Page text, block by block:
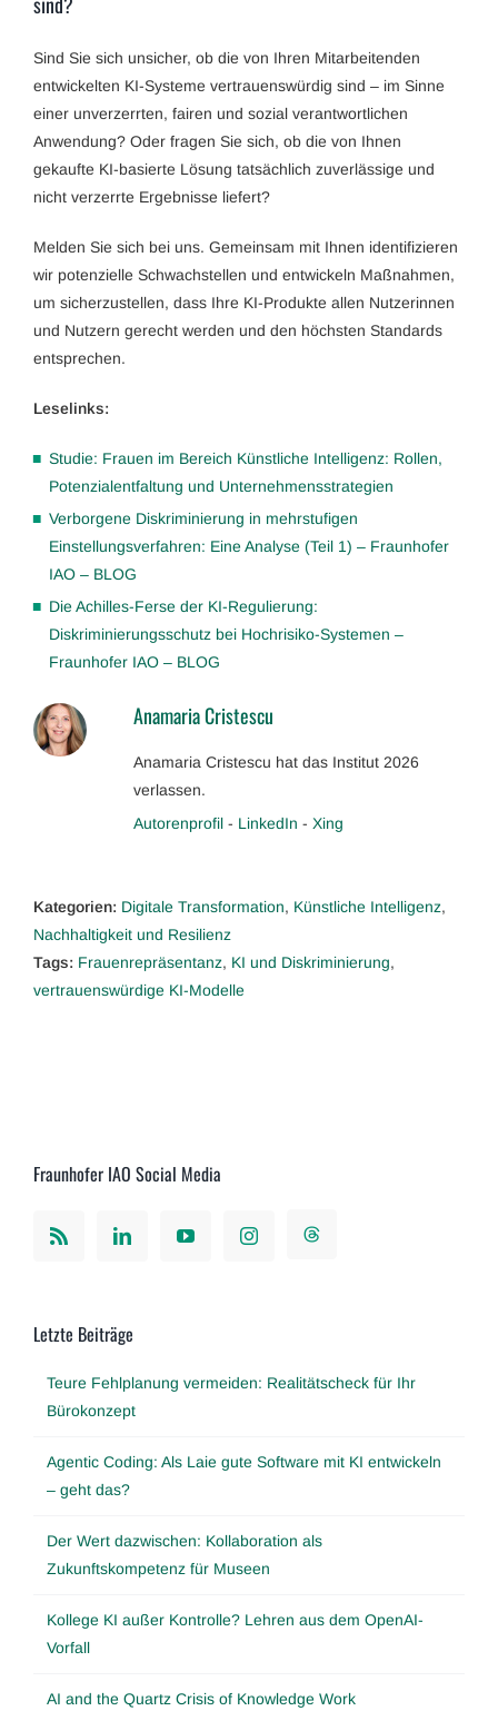
Sind Sie sich unsicher, ob die von Ihren Mitarbeitenden
entwickelten KI-Systeme vertrauenswürdig sind – im Sinne
einer unverzerrten, fairen und sozial verantwortlichen
Anwendung? Oder fragen Sie sich, ob die von Ihnen
gekaufte KI-basierte Lösung tatsächlich zuverlässige und
nicht verzerrte Ergebnisse liefert?
Melden Sie sich bei uns. Gemeinsam mit Ihnen identifizieren
wir potenzielle Schwachstellen und entwickeln Maßnahmen,
um sicherzustellen, dass Ihre KI-Produkte allen Nutzerinnen
und Nutzern gerecht werden und den höchsten Standards
entsprechen.
Leselinks:
Studie: Frauen im Bereich Künstliche Intelligenz: Rollen,
Potenzialentfaltung und Unternehmensstrategien
Verborgene Diskriminierung in mehrstufigen
Einstellungsverfahren: Eine Analyse (Teil 1) – Fraunhofer
IAO – BLOG
Die Achilles-Ferse der KI-Regulierung:
Diskriminierungsschutz bei Hochrisiko-Systemen –
Fraunhofer IAO – BLOG
Anamaria Cristescu
Anamaria Cristescu hat das Institut 2026
verlassen.
Autorenprofil - LinkedIn - Xing
Kategorien: Digitale Transformation, Künstliche Intelligenz,
Nachhaltigkeit und Resilienz
Tags: Frauenrepräsentanz, KI und Diskriminierung,
vertrauenswürdige KI-Modelle
Fraunhofer IAO Social Media
Letzte Beiträge
Teure Fehlplanung vermeiden: Realitätscheck für Ihr
Bürokonzept
Agentic Coding: Als Laie gute Software mit KI entwickeln
– geht das?
Der Wert dazwischen: Kollaboration als
Zukunftskompetenz für Museen
Kollege KI außer Kontrolle? Lehren aus dem OpenAI-
Vorfall
AI and the Quartz Crisis of Knowledge Work